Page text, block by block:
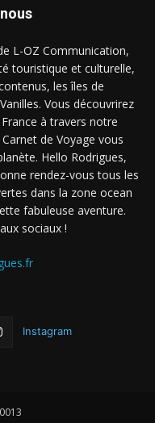
L-OZ Communication,
touristique et culturelle,
les îles de
Vous découvrirez
à travers notre
de Voyage vous
Hello Rodrigues,
rendez-vous tous les
dans la zone ocean
fabuleuse aventure.
sociaux !
Instagram